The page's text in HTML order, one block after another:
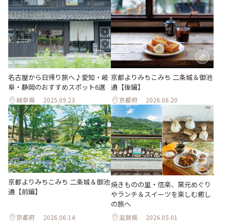
名古屋から日帰り旅へ♪愛知・岐
阜・静岡のおすすめスポット6選
岐阜県 2025.09.23
京都よりみちこみち 二条城＆御池
通【後編】
京都府 2026.06.20
京都よりみちこみち 二条城＆御池
通【前編】
京都府 2026.06.14
焼きものの里・信楽、窯元めぐり
やランチ＆スイーツを楽しむ癒し
の旅へ
滋賀県 2026.05.01